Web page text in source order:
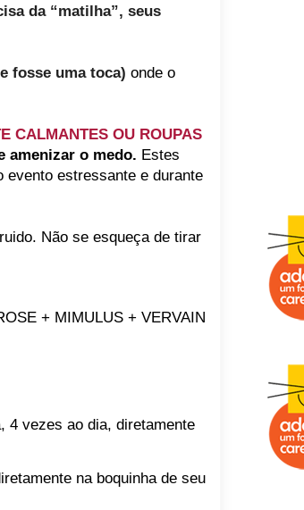
da “matilha”, seus
fosse uma toca) onde o
CALMANTES OU ROUPAS
o medo. Estes
evento estressante e durante
Não se esqueça de tirar
+ MIMULUS + VERVAIN
4 vezes ao dia, diretamente
na boquinha de seu